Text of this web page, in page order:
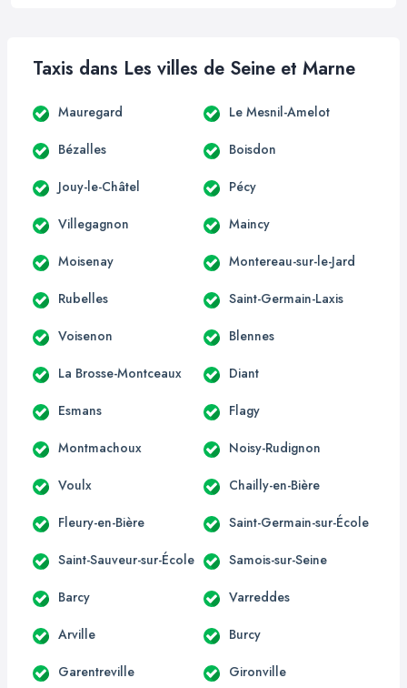
Taxis dans Les villes de Seine et Marne
Mauregard Le Mesnil-Amelot
Bézalles Boisdon
Jouy-le-Châtel Pécy
Villegagnon Maincy
Moisenay Montereau-sur-le-Jard
Rubelles Saint-Germain-Laxis
Voisenon Blennes
La Brosse-Montceaux Diant
Esmans Flagy
Montmachoux Noisy-Rudignon
Voulx Chailly-en-Bière
Fleury-en-Bière Saint-Germain-sur-École
Saint-Sauveur-sur-École Samois-sur-Seine
Barcy Varreddes
Arville Burcy
Garentreville Gironville